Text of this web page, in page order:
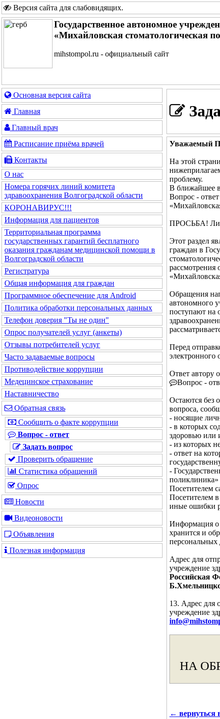
Версия сайта для слабовидящих.
Государственное автономное
«Михайловская стоматологическая
mihstompol.ru - официальный сайт
Основная версия сайта
Главная
Главный врач
Расписание приёма врачей
Контакты
О нас
Номера горячих линий комитета
здравоохранения Волгоградской области
КОРОНАВИРУС!!!
Информация для пациентов
Территориальная программа
государственных гарантий бесплатного
оказания гражданам медицинской помощи в
Волгоградской области
Регистратура
Общая информация для граждан
Программное обеспечение для Android
Политика обработки персональных данных
Телефон доверия "Ты не один"
Опрос получателей услуг (анкеты)
Отзывы потребителей услуг
Часто задаваемые вопросы
Противодействие коррупции
Медецинское страхование
Наставничество
Обратная связь
Сообщить о факте коррупции
Вопрос - ответ
Задать вопрос
Проверить обращение
Статистика обращений
Опрос
Новости
Видеоновости
Объявления
Полезная информация
Уважаемый
На этой
проблему.
В ближайшее
Вопрос -
ПРОСЬБА!
Этот раздел
граждан в
рассмотрения
Обращения
автономного
поступают на
Перед
электронного
Ответ автору
Вопрос -
Остаются без
вопроса,
- носящие
- в которых
здоровью или
- из которых
- ответ на
-
поликлиника»
Посетителем
Посетителем
иные ошибки
Информация о
хранится и
Адрес для
учреждение
Российская
13. Адрес для
учреждение
НА
←